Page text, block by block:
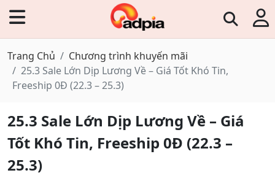
Trang Chủ
Chương trình khuyến mãi
25.3 Sale Lớn Dịp Lương Về – Giá Tốt Khó Tin,
Freeship 0Đ (22.3 – 25.3)
25.3 Sale Lớn Dịp Lương Về – Giá
Tốt Khó Tin, Freeship 0Đ (22.3 –
25.3)